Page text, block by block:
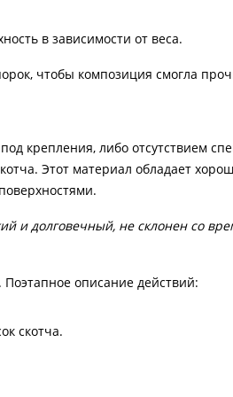
в зависимости от веса.
чтобы композиция смогла
крепления, либо отсутствием
Этот материал обладает
и долговечный, не склонен со
Поэтапное описание действий:
скотча.